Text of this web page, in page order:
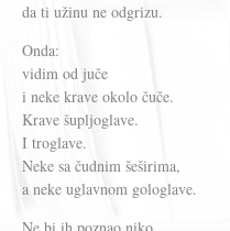
da ti užinu ne odgrizu.
Onda:
vidim od juče
i neke krave okolo čuče.
Krave šupljoglave.
I troglave.
Neke sa čudnim šeširima,
a neke uglavnom gologlave.